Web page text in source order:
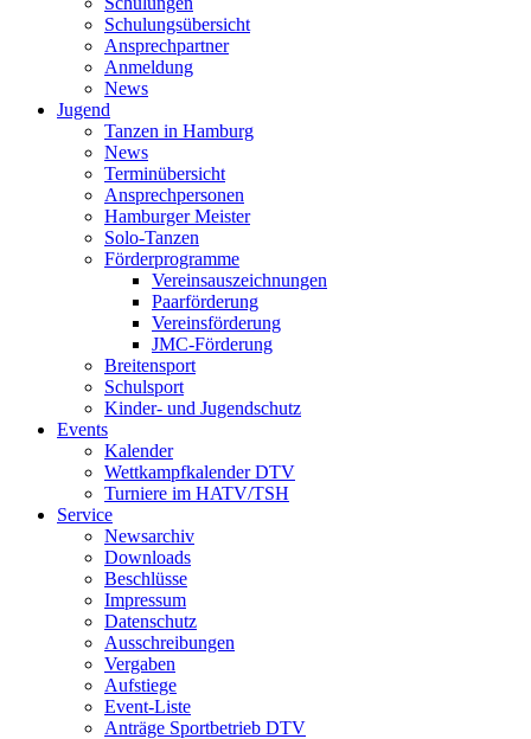
Schulungsübersicht
Ansprechpartner
Anmeldung
News
Jugend
Tanzen in Hamburg
News
Terminübersicht
Ansprechpersonen
Hamburger Meister
Solo-Tanzen
Förderprogramme
Vereinsauszeichnungen
Paarförderung
Vereinsförderung
JMC-Förderung
Breitensport
Schulsport
Kinder- und Jugendschutz
Events
Kalender
Wettkampfkalender DTV
Turniere im HATV/TSH
Service
Newsarchiv
Downloads
Beschlüsse
Impressum
Datenschutz
Ausschreibungen
Vergaben
Aufstiege
Event-Liste
Anträge Sportbetrieb DTV